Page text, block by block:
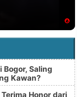
Saling
Kawan?
Honor dari